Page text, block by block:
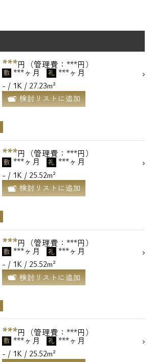
***円（管理費：***円）
敷 ***ヶ月 礼 ***ヶ月
- / 1K / 27.23m²
検討リストに追加
***円（管理費：***円）
敷 ***ヶ月 礼 ***ヶ月
- / 1K / 25.52m²
検討リストに追加
***円（管理費：***円）
敷 ***ヶ月 礼 ***ヶ月
- / 1K / 25.52m²
検討リストに追加
***円（管理費：***円）
敷 ***ヶ月 礼 ***ヶ月
- / 1K / 25.52m²